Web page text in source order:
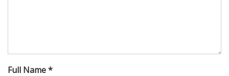
Full Name *